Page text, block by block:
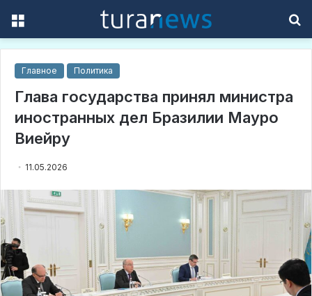
Главное Политика
Глава государства принял министра
иностранных дел Бразилии Мауро
Виейру
11.05.2026